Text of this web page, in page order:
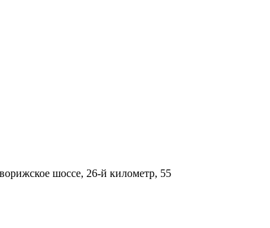
шоссе, 26-й километр, 55